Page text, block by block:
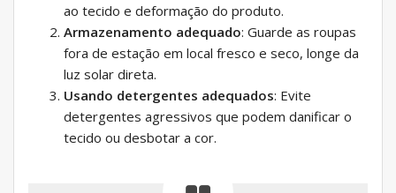
ao tecido e deformação do produto.
Armazenamento adequado: Guarde as roupas
fora de estação em local fresco e seco, longe da
luz solar direta.
Usando detergentes adequados: Evite
detergentes agressivos que podem danificar o
tecido ou desbotar a cor.